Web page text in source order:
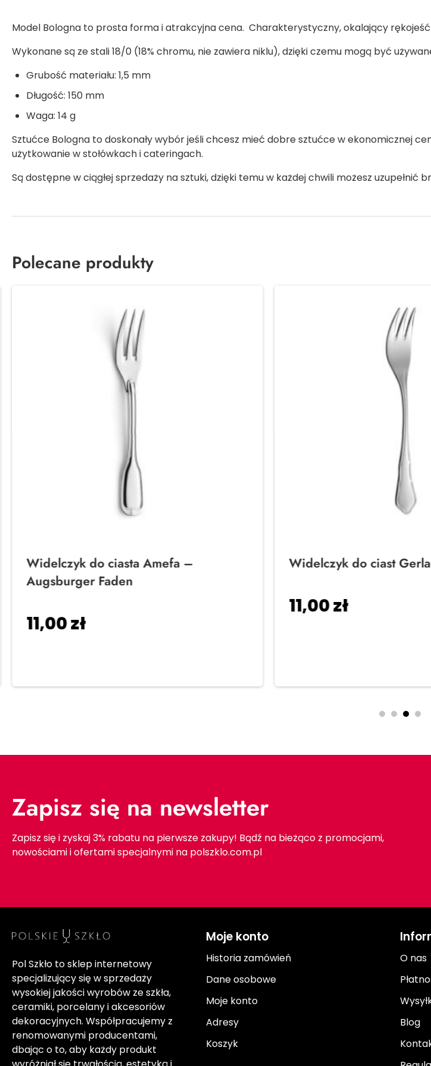
Model Bologna to prosta forma i atrakcyjna cena. Charakterystyczny, okalający
Wykonane są ze stali 18/0 (18% chromu, nie zawiera niklu), dzięki czemu mogą być
Grubość materiału: 1,5 mm
Długość: 150 mm
Waga: 14 g
Sztućce Bologna to doskonały wybór jeśli chcesz mieć dobre sztućce w ekonomicznej
użytkowanie w stołówkach i cateringach.
Są dostępne w ciągłej sprzedaży na sztuki, dzięki temu w każdej chwili możesz uzupełnić
Polecane produkty
Widelczyk do ciasta Amefa –
Augsburger Faden
11,00zł
Widelczyk do ciast
11,00zł
Zapisz się na newsletter
Zapisz się i zyskaj 3% rabatu na pierwsze zakupy! Bądź na bieżąco z promocjami,
nowościami i ofertami specjalnymi na polszklo.com.pl
Pol Szkło to sklep internetowy
specjalizujący się w sprzedaży
wysokiej jakości wyrobów ze szkła,
ceramiki, porcelany i akcesoriów
dekoracyjnych. Współpracujemy z
renomowanymi producentami,
dbając o to, aby każdy produkt
Moje konto
Historia zamówień
Dane osobowe
Moje konto
Adresy
Koszyk
O nas
Blog